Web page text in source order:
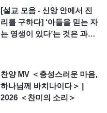
[설교 모음 - 신앙 안에서 진
리를 구하다] ‘아들을 믿는 자
는 영생이 있다’는 것은 과연
찬양 MV ＜충성스러운 마음,
하나님께 바치나이다＞ |
2026 ＜찬미의 소리＞